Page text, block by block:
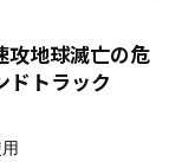
地球滅亡の危
ドトラック